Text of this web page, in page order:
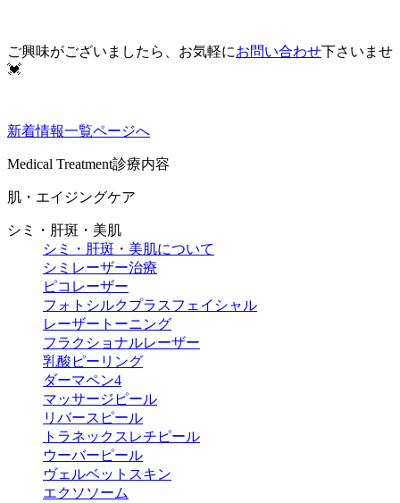
ご興味がございましたら、お気軽にお問い合わせ下さいませ
💓
新着情報一覧ページへ
Medical Treatment診療内容
肌・エイジングケア
シミ・肝斑・美肌
シミ・肝斑・美肌について
シミレーザー治療
ピコレーザー
フォトシルクプラスフェイシャル
レーザートーニング
フラクショナルレーザー
乳酸ピーリング
ダーマペン4
マッサージピール
リバースピール
トラネックスレチピール
ウーバーピール
ヴェルベットスキン
エクソソーム